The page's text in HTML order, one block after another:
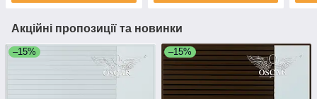
Акційні пропозиції та новинки
–15% –15%